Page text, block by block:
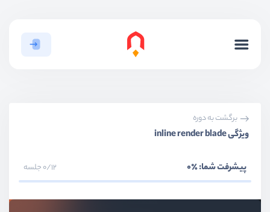
برگشت به دوره
ویژگی inline render blade
پیشرفت شما:٪0 0/12 جلسه